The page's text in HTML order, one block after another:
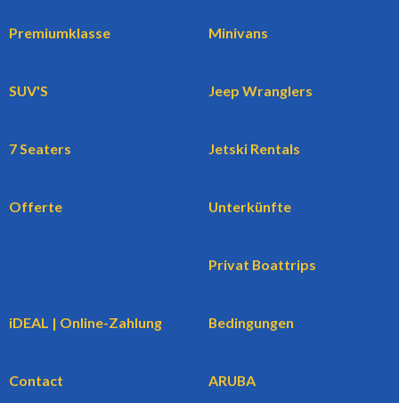
Premiumklasse Minivans
SUV'S Jeep Wranglers
7 Seaters Jetski Rentals
Offerte Unterkünfte
Privat Boattrips
iDEAL | Online-Zahlung Bedingungen
Contact ARUBA